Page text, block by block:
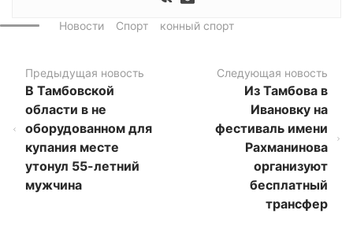
Новости Спорт конный спорт
Предыдущая новость
В Тамбовской
области в не
оборудованном для
купания месте
утонул 55-летний
мужчина
Следующая новость
Из Тамбова в
Ивановку на
фестиваль имени
Рахманинова
организуют
бесплатный
трансфер